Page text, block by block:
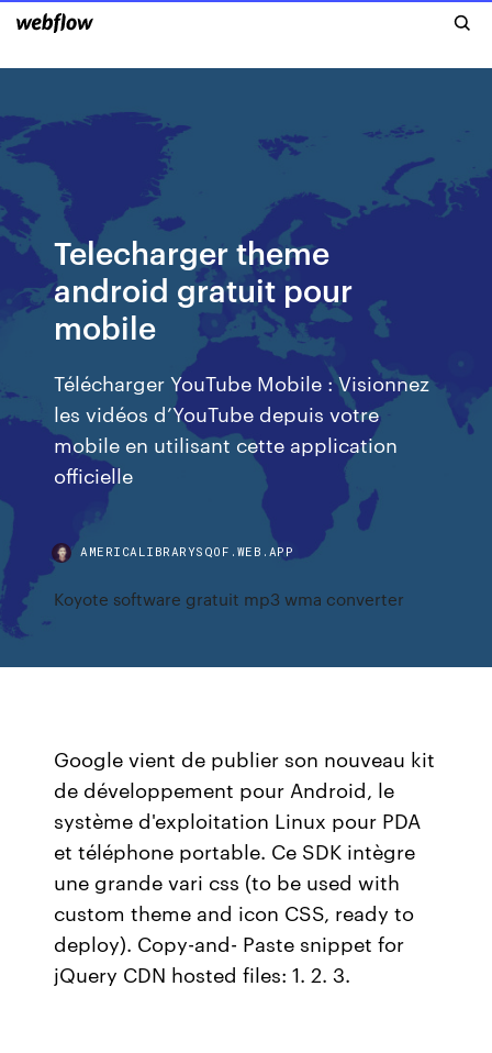
Telecharger theme
android gratuit pour
mobile
Télécharger YouTube Mobile : Visionnez
les vidéos d’YouTube depuis votre
mobile en utilisant cette application
officielle
AMERICALIBRARYSQOF.WEB.APP
Koyote software gratuit mp3 wma converter
Google vient de publier son nouveau kit
de développement pour Android, le
système d'exploitation Linux pour PDA
et téléphone portable. Ce SDK intègre
une grande vari css (to be used with
custom theme and icon CSS, ready to
deploy). Copy-and- Paste snippet for
jQuery CDN hosted files: 1. 2. 3.